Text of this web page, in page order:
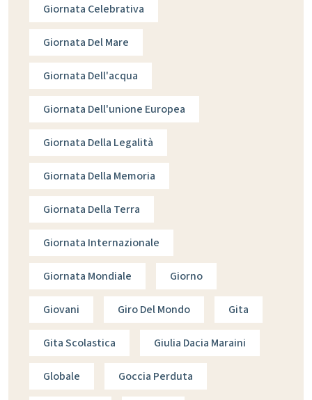
Giornata Celebrativa
Giornata Del Mare
Giornata Dell'acqua
Giornata Dell'unione Europea
Giornata Della Legalità
Giornata Della Memoria
Giornata Della Terra
Giornata Internazionale
Giornata Mondiale Giorno
Giovani Giro Del Mondo Gita
Gita Scolastica Giulia Dacia Maraini
Globale Goccia Perduta